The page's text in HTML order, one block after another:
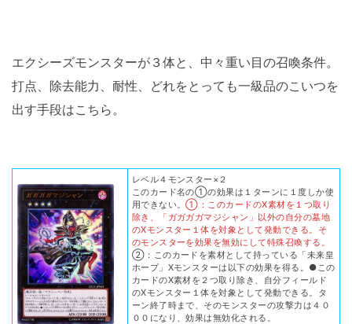
エクシーズモンスターが３体と、中々重い目の召喚条件。
打点、除去能力、耐性、どれをとっても一級品のこいつを
出す手段はこちら。
レベル４モンスター×２
このカード名の①の効果は１ターンに１度しか使
用できない。①：このカードのX素材を１つ取り
除き、「ガガガガマジシャン」以外の自分の墓地
のXモンスター１体を対象として発動できる。そ
のモンスターを効果を無効にして特殊召喚する。
②：このカードを素材として持っている「未来皇
ホープ」Xモンスターは以下の効果を得る。●この
カードのX素材を２つ取り除き、自分フィールド
のXモンスター１体を対象として発動できる。タ
ーン終了時まで、そのモンスターの攻撃力は４０
００になり、効果は無効化される。